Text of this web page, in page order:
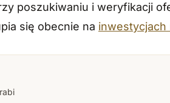
poszukiwaniu i weryfikacji
się obecnie na inwestycjach